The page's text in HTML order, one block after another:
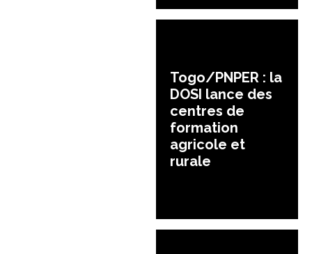
Togo/PNPER : la
DOSI lance des
centres de
formation
agricole et
rurale